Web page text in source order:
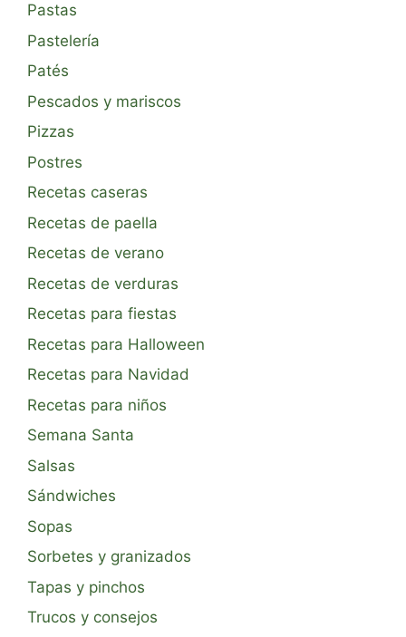
Pastas
Pastelería
Patés
Pescados y mariscos
Pizzas
Postres
Recetas caseras
Recetas de paella
Recetas de verano
Recetas de verduras
Recetas para fiestas
Recetas para Halloween
Recetas para Navidad
Recetas para niños
Semana Santa
Salsas
Sándwiches
Sopas
Sorbetes y granizados
Tapas y pinchos
Trucos y consejos